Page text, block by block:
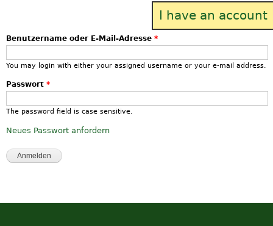
I have an account
Benutzername oder E-Mail-Adresse *
You may login with either your assigned username or your e-mail address.
Passwort *
The password field is case sensitive.
Neues Passwort anfordern